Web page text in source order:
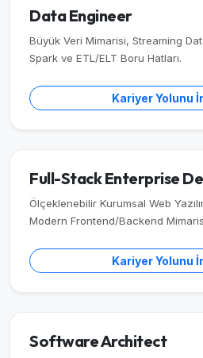
Data Engineer
Büyük Veri Mimarisi, Streaming
Spark ve ETL/ELT Boru Hatları.
Kariyer Yolunu
Full-Stack Enterprise
Ölçeklenebilir Kurumsal Web
Modern Frontend/Backend
Kariyer Yolunu
Software Architect